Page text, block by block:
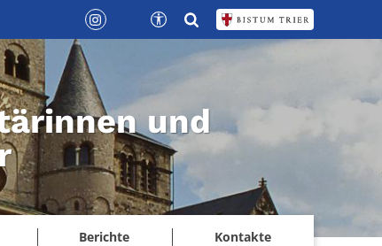
und
Berichte Kontakte